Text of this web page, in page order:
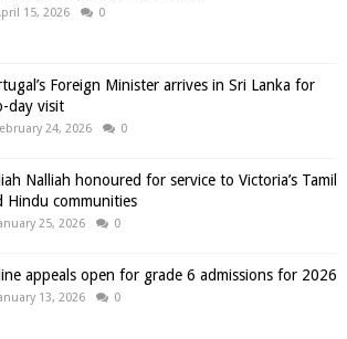
15, 2026 0
Foreign Minister arrives in Sri Lanka for
day visit
24, 2026 0
Nalliah honoured for service to Victoria’s Tamil
Hindu communities
25, 2026 0
appeals open for grade 6 admissions for 2026
13, 2026 0